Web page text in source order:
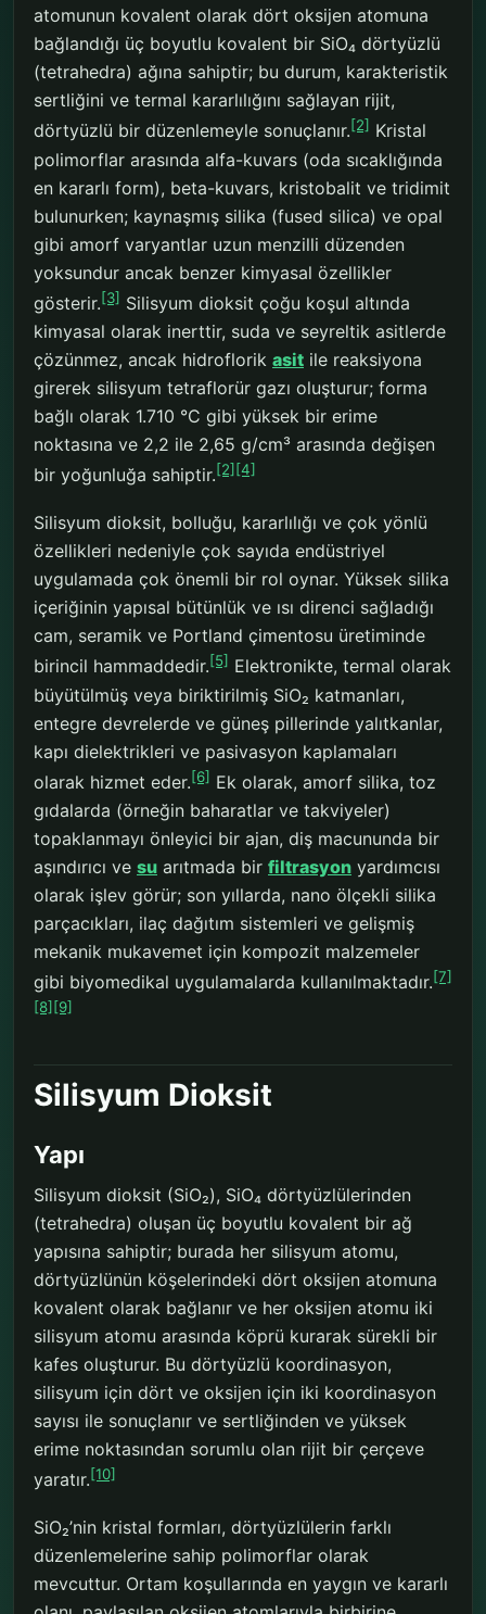
atomunun kovalent olarak dört oksijen atomuna
bağlandığı üç boyutlu kovalent bir SiO₄ dörtyüzlü
(tetrahedra) ağına sahiptir; bu durum, karakteristik
sertliğini ve termal kararlılığını sağlayan rijit,
dörtyüzlü bir düzenlemeyle sonuçlanır.[2] Kristal
polimorflar arasında alfa-kuvars (oda sıcaklığında
en kararlı form), beta-kuvars, kristobalit ve tridimit
bulunurken; kaynaşmış silika (fused silica) ve opal
gibi amorf varyantlar uzun menzilli düzenden
yoksundur ancak benzer kimyasal özellikler
gösterir.[3] Silisyum dioksit çoğu koşul altında
kimyasal olarak inerttir, suda ve seyreltik asitlerde
çözünmez, ancak hidroflorik asit ile reaksiyona
girerek silisyum tetraflorür gazı oluşturur; forma
bağlı olarak 1.710 °C gibi yüksek bir erime
noktasına ve 2,2 ile 2,65 g/cm³ arasında değişen
bir yoğunluğa sahiptir.[2] [4]
Silisyum dioksit, bolluğu, kararlılığı ve çok yönlü
özellikleri nedeniyle çok sayıda endüstriyel
uygulamada çok önemli bir rol oynar. Yüksek silika
içeriğinin yapısal bütünlük ve ısı direnci sağladığı
cam, seramik ve Portland çimentosu üretiminde
birincil hammaddedir.[5] Elektronikte, termal olarak
büyütülmüş veya biriktirilmiş SiO₂ katmanları,
entegre devrelerde ve güneş pillerinde yalıtkanlar,
kapı dielektrikleri ve pasivasyon kaplamaları
olarak hizmet eder.[6] Ek olarak, amorf silika, toz
gıdalarda (örneğin baharatlar ve takviyeler)
topaklanmayı önleyici bir ajan, diş macununda bir
aşındırıcı ve su arıtmada bir filtrasyon yardımcısı
olarak işlev görür; son yıllarda, nano ölçekli silika
parçacıkları, ilaç dağıtım sistemleri ve gelişmiş
mekanik mukavemet için kompozit malzemeler
gibi biyomedikal uygulamalarda kullanılmaktadır.[7]
[8] [9]
Silisyum Dioksit
Yapı
Silisyum dioksit (SiO₂), SiO₄ dörtyüzlülerinden
(tetrahedra) oluşan üç boyutlu kovalent bir ağ
yapısına sahiptir; burada her silisyum atomu,
dörtyüzlünün köşelerindeki dört oksijen atomuna
kovalent olarak bağlanır ve her oksijen atomu iki
silisyum atomu arasında köprü kurarak sürekli bir
kafes oluşturur. Bu dörtyüzlü koordinasyon,
silisyum için dört ve oksijen için iki koordinasyon
sayısı ile sonuçlanır ve sertliğinden ve yüksek
erime noktasından sorumlu olan rijit bir çerçeve
yaratır.[10]
SiO₂’nin kristal formları, dörtyüzlülerin farklı
düzenlemelerine sahip polimorflar olarak
mevcuttur. Ortam koşullarında en yaygın ve kararlı